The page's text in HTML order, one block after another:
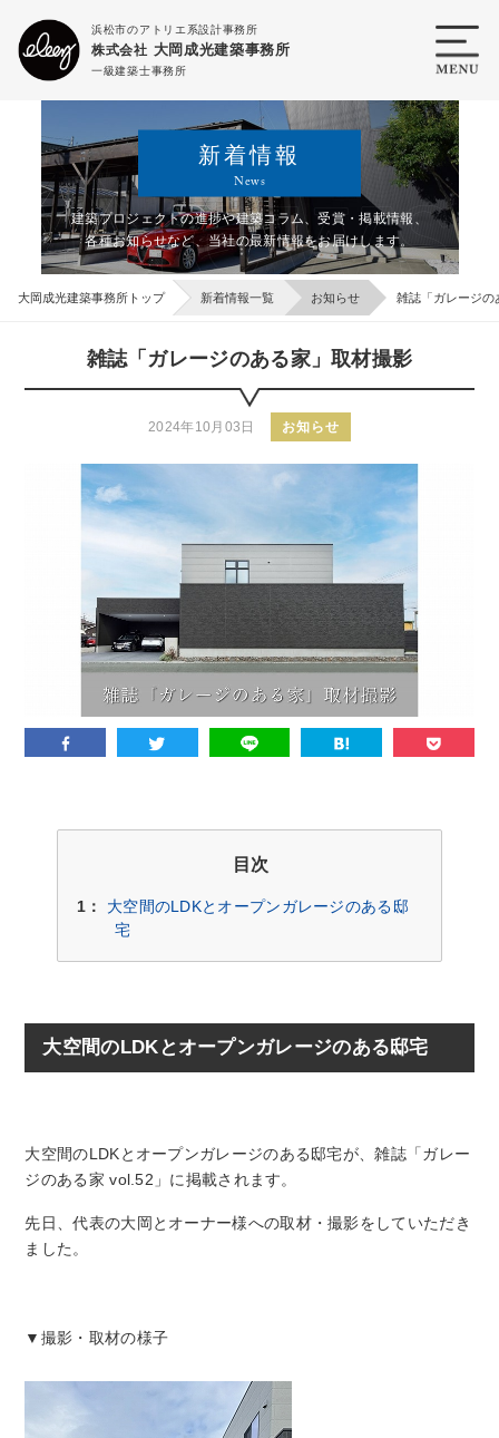
浜松市のアトリエ系設計事務所
株式会社 大岡成光建築事務所
一級建築士事務所
新着情報
News
建築プロジェクトの進捗や建築コラム、受賞・掲載情報、
各種お知らせなど、当社の最新情報をお届けします。
大岡成光建築事務所トップ 新着情報一覧 お知らせ 雑誌「ガレージの
雑誌「ガレージのある家」取材撮影
2024年10月03日 お知らせ
目次
1：
大空間のLDKとオープンガレージのある邸
宅
大空間のLDKとオープンガレージのある邸宅
大空間のLDKとオープンガレージのある邸宅が、雑誌「ガレー
ジのある家 vol.52」に掲載されます。
先日、代表の大岡とオーナー様への取材・撮影をしていただき
ました。
▼撮影・取材の様子